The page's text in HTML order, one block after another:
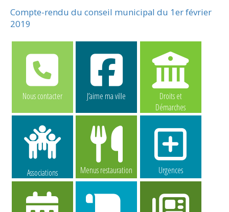
Compte-rendu du conseil municipal du 1er février
2019
Nous contacter J’aime ma ville
Droits et
Démarches
Associations Menus restauration Urgences